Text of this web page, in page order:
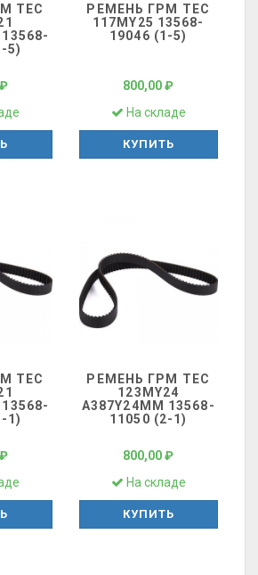
ТЕС
5)
РЕМЕНЬ ГРМ ТЕС
117MY25 13568-
19046 (1-5)
800,00 ₽
На складе
КУПИТЬ
ТЕС
1)
РЕМЕНЬ ГРМ ТЕС
123MY24
A387Y24MM 13568-
11050 (2-1)
800,00 ₽
На складе
КУПИТЬ